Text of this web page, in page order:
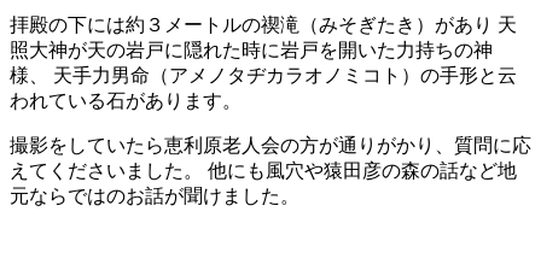
拝殿の下には約３メートルの禊滝（みそぎたき）があり 天
照大神が天の岩戸に隠れた時に岩戸を開いた力持ちの神
様、 天手力男命（アメノタヂカラオノミコト）の手形と云
われている石があります。
撮影をしていたら恵利原老人会の方が通りがかり、質問に応
えてくださいました。 他にも風穴や猿田彦の森の話など地
元ならではのお話が聞けました。